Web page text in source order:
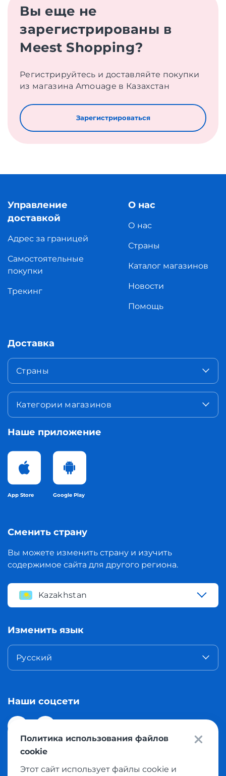
Вы еще не
зарегистрированы в
Meest Shopping?
Регистрируйтесь и доставляйте покупки
из магазина Amouage в Казахстан
Зарегистрироваться
Управление
доставкой
Адрес за границей
Самостоятельные
покупки
Трекинг
О нас
О нас
Страны
Каталог магазинов
Новости
Помощь
Доставка
Страны
Категории магазинов
Наше приложение
App Store Google Play
Сменить страну
Вы можете изменить страну и изучить
содержимое сайта для другого региона.
Kazakhstan
Изменить язык
Русский
Наши соцсети
Политика использования файлов
cookie
Этот сайт использует файлы cookie и